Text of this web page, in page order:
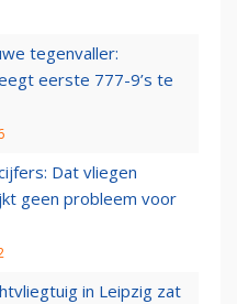
tegenvaller:
eerste 777-9’s te
Dat vliegen
geen probleem voor
in Leipzig zat